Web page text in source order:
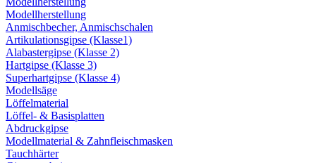
Modellherstellung
Anmischbecher, Anmischschalen
Artikulationsgipse (Klasse1)
Alabastergipse (Klasse 2)
Hartgipse (Klasse 3)
Superhartgipse (Klasse 4)
Modellsäge
Löffelmaterial
Löffel- & Basisplatten
Abdruckgipse
Modellmaterial & Zahnfleischmasken
Tauchhärter